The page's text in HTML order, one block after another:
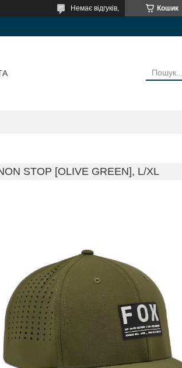
Кошик
Немає відгуків,
STOP [OLIVE GREEN], L/XL